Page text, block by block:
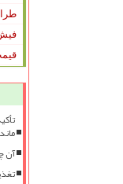
آن